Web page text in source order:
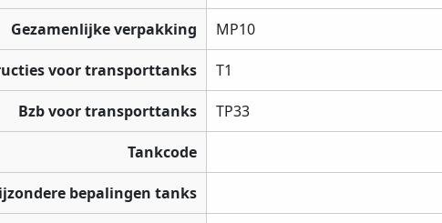
Gezamenlijke verpakking MP10
voor transporttanks T1
Bzb voor transporttanks TP33
Tankcode
bepalingen tanks